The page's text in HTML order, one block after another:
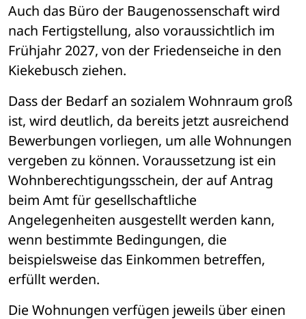
Auch das Büro der Baugenossenschaft wird
nach Fertigstellung, also voraussichtlich im
Frühjahr 2027, von der Friedenseiche in den
Kiekebusch ziehen.
Dass der Bedarf an sozialem Wohnraum groß
ist, wird deutlich, da bereits jetzt ausreichend
Bewerbungen vorliegen, um alle Wohnungen
vergeben zu können. Voraussetzung ist ein
Wohnberechtigungsschein, der auf Antrag
beim Amt für gesellschaftliche
Angelegenheiten ausgestellt werden kann,
wenn bestimmte Bedingungen, die
beispielsweise das Einkommen betreffen,
erfüllt werden.
Die Wohnungen verfügen jeweils über einen